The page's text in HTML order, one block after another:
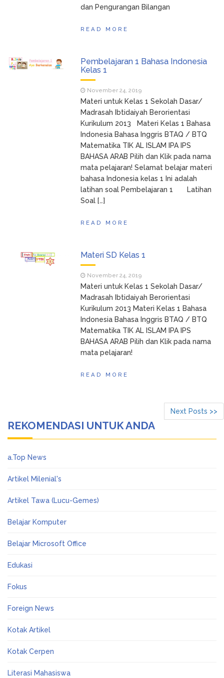
dan Pengurangan Bilangan
READ MORE
Pembelajaran 1 Bahasa Indonesia
Kelas 1
November 24, 2019
Materi untuk Kelas 1 Sekolah Dasar/
Madrasah Ibtidaiyah Berorientasi
Kurikulum 2013 Materi Kelas 1 Bahasa
Indonesia Bahasa Inggris BTAQ / BTQ
Matematika TIK AL ISLAM IPA IPS
BAHASA ARAB Pilih dan Klik pada nama
mata pelajaran! Selamat belajar materi
bahasa Indonesia kelas 1 Ini adalah
latihan soal Pembelajaran 1 Latihan
Soal […]
READ MORE
Materi SD Kelas 1
November 24, 2019
Materi untuk Kelas 1 Sekolah Dasar/
Madrasah Ibtidaiyah Berorientasi
Kurikulum 2013 Materi Kelas 1 Bahasa
Indonesia Bahasa Inggris BTAQ / BTQ
Matematika TIK AL ISLAM IPA IPS
BAHASA ARAB Pilih dan Klik pada nama
mata pelajaran!
READ MORE
Next Posts >>
REKOMENDASI UNTUK ANDA
a.Top News
Artikel Milenial's
Artikel Tawa (Lucu-Gemes)
Belajar Komputer
Belajar Microsoft Office
Edukasi
Fokus
Foreign News
Kotak Artikel
Kotak Cerpen
Literasi Mahasiswa